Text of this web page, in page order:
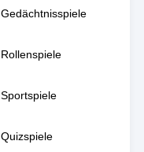
Gedächtnisspiele
Rollenspiele
Sportspiele
Quizspiele